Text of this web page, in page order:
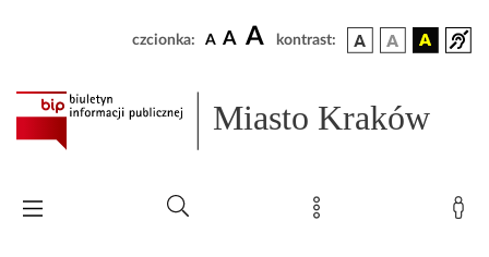
czcionka: A A A kontrast:
Miasto Kraków